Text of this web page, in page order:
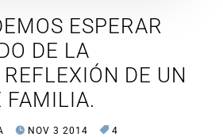
ESPERAR
DE LA
DE UN
FAMILIA.
NOV 3 2014
4